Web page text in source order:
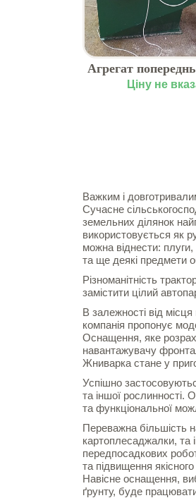
Агрегат
зерна АПО-10 м.
Ціну не
Важким і
Сучасне
земельних ділянок
використовується як
можна віднести:
та ще деякі предмети
Різноманітність
замістити цілий
В залежності від
компанія пропонує
Оснащення, яке
навантажувачу
Жниварка стане у
Успішно
та іншої рослинності.
та функціональної
Переважна більшість
картоплесаджалки, та
передпосадкових
та підвищення
Навісне оснащення,
ґрунту, буде